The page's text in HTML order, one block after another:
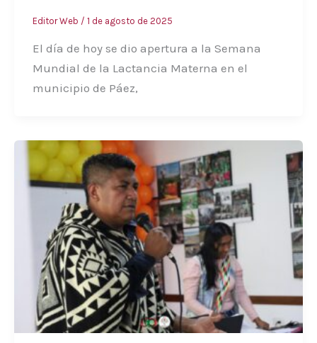
Editor Web / 1 de agosto de 2025
El día de hoy se dio apertura a la Semana
Mundial de la Lactancia Materna en el
municipio de Páez,